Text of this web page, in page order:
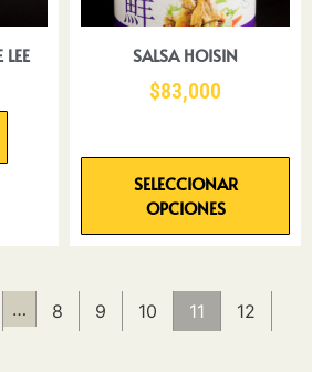
SALSA HOISIN
$83,000
SELECCIONAR
OPCIONES
… 8 9 10 11
12